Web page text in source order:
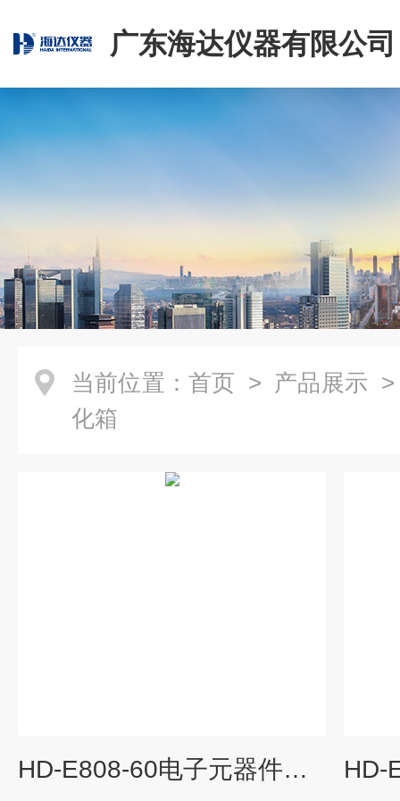
广东海达仪器有限公司
当前位置： 首页 > 产品展示
化箱
HD-E808-60电子元器件盐雾测试仪 连续/间断喷雾